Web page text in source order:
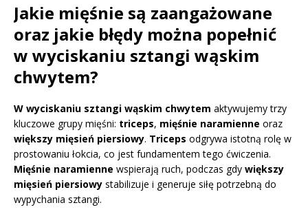
Jakie mięśnie są zaangażowane
oraz jakie błędy można popełnić
w wyciskaniu sztangi wąskim
chwytem?
W wyciskaniu sztangi wąskim chwytem aktywujemy trzy
kluczowe grupy mięśni: triceps, mięśnie naramienne oraz
większy mięsień piersiowy. Triceps odgrywa istotną rolę w
prostowaniu łokcia, co jest fundamentem tego ćwiczenia.
Mięśnie naramienne wspierają ruch, podczas gdy większy
mięsień piersiowy stabilizuje i generuje siłę potrzebną do
wypychania sztangi.